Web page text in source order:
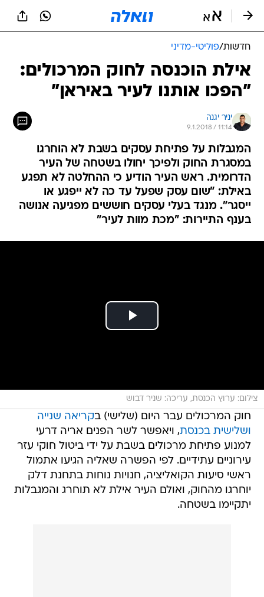
חדשות/פוליטי-מדיני
אילת הוכנסה לחוק המרכולים:
"הפכו אותנו לעיר באיראן"
יניר יגנה
9.1.2018 / 11:14
המגבלות על פתיחת עסקים בשבת לא הוחרגו
במסגרת החוק ולפיכך יחולו בשטחה של העיר
הדרומית. ראש העיר הודיע כי ההחלטה לא תפגע
באילת: "שום עסק שפעל עד כה לא ייפגע או
ייסגר". מנגד בעלי עסקים חוששים מפגיעה אנושה
בענף התיירות: "מכת מוות לעיר"
צילום: ערוץ הכנסת, עריכה: שניר דבוש
חוק המרכולים עבר היום (שלישי) בקריאה שנייה
ושלישית בכנסת, ויאפשר לשר הפנים אריה דרעי
למנוע פתיחת מרכולים בשבת על ידי ביטול חוקי עזר
עירוניים עתידיים. לפי הפשרה שאליה הגיעו אתמול
ראשי סיעות הקואליציה, חנויות נוחות בתחנת דלק
יוחרגו מהחוק, ואולם העיר אילת לא תוחרג והמגבלות
יתקיימו בשטחה.